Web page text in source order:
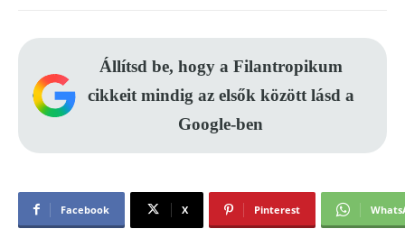
Állítsd be, hogy a Filantropikum
cikkeit mindig az elsők között lásd a
Google-ben
Facebook X Pinterest